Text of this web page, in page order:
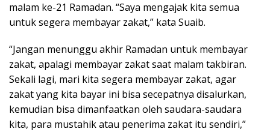
malam ke-21 Ramadan. “Saya mengajak kita semua
untuk segera membayar zakat,” kata Suaib.
“Jangan menunggu akhir Ramadan untuk membayar
zakat, apalagi membayar zakat saat malam takbiran.
Sekali lagi, mari kita segera membayar zakat, agar
zakat yang kita bayar ini bisa secepatnya disalurkan,
kemudian bisa dimanfaatkan oleh saudara-saudara
kita, para mustahik atau penerima zakat itu sendiri,”